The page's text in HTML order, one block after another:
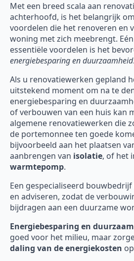
Met een breed scala aan
achterhoofd, is het belangrijk
voordelen die het renoveren en
woning met zich meebrengt.
essentiële voordelen is het
energiebesparing en duurzaamheid.
Als u renovatiewerken gepland
uitstekend moment om na te
energiebesparing en
of verbouwen van een huis kan
algemene renovatiewerken die
de portemonnee ten goede
bijvoorbeeld aan het plaatsen
aanbrengen van isolatie, of het
warmtepomp.
Een gespecialiseerd
en adviseren, zodat de
bijdragen aan een duurzame
Energiebesparing en
goed voor het milieu, maar
daling van de energiekosten